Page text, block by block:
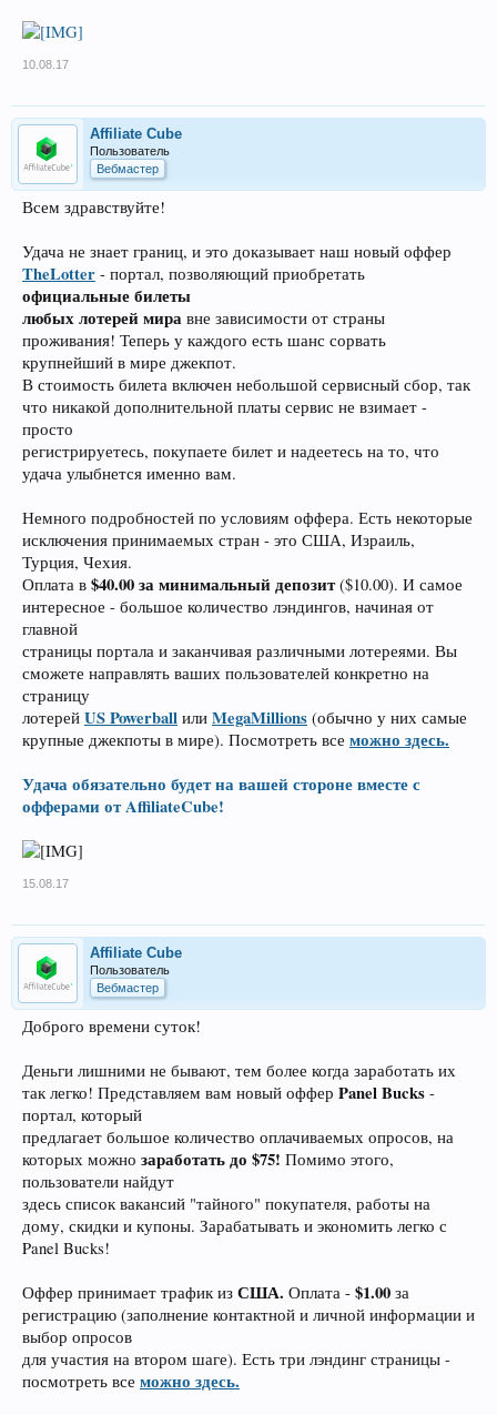
10.08.17
Affiliate Cube
Пользователь
Вебмастер
Всем здравствуйте!
Удача не знает границ, и это доказывает наш новый оффер
TheLotter - портал, позволяющий приобретать
официальные билеты
любых лотерей мира вне зависимости от страны
проживания! Теперь у каждого есть шанс сорвать
крупнейший в мире джекпот.
В стоимость билета включен небольшой сервисный сбор, так
что никакой дополнительной платы сервис не взимает -
просто
регистрируетесь, покупаете билет и надеетесь на то, что
удача улыбнется именно вам.
Немного подробностей по условиям оффера. Есть некоторые
исключения принимаемых стран - это США, Израиль,
Турция, Чехия.
Оплата в $40.00 за минимальный депозит($10.00). И самое
интересное - большое количество лэндингов, начиная от
главной
страницы портала и заканчивая различными лотереями. Вы
сможете направлять ваших пользователей конкретно на
страницу
лотерей US Powerball или MegaMillions (обычно у них самые
крупные джекпоты в мире). Посмотреть все можно здесь.
Удача обязательно будет на вашей стороне вместе с
офферами от AffiliateCube!
15.08.17
Affiliate Cube
Пользователь
Вебмастер
Доброго времени суток!
Деньги лишними не бывают, тем более когда заработать их
так легко! Представляем вам новый оффер Panel Bucks -
портал, который
предлагает большое количество оплачиваемых опросов, на
которых можно заработать до $75! Помимо этого,
пользователи найдут
здесь список вакансий "тайного" покупателя, работы на
дому, скидки и купоны. Зарабатывать и экономить легко с
Panel Bucks!
Оффер принимает трафик из США. Оплата - $1.00 за
регистрацию (заполнение контактной и личной информации и
выбор опросов
для участия на втором шаге). Есть три лэндинг страницы -
посмотреть все можно здесь.